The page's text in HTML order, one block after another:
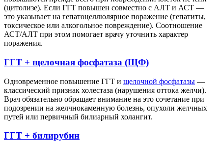
(цитолизе). Если ГГТ повышен совместно с АЛТ и АСТ —
это указывает на гепатоцеллюлярное поражение (гепатиты,
токсическое или алкогольное повреждение). Соотношение
АСТ/АЛТ при этом помогает врачу уточнить характер
поражения.
ГГТ + щелочная фосфатаза (ЩФ)
Одновременное повышение ГГТ и щелочной фосфатазы —
классический признак холестаза (нарушения оттока желчи).
Врач обязательно обращает внимание на это сочетание при
подозрении на желчнокаменную болезнь, опухоли желчных
путей или первичный билиарный холангит.
ГГТ + билирубин